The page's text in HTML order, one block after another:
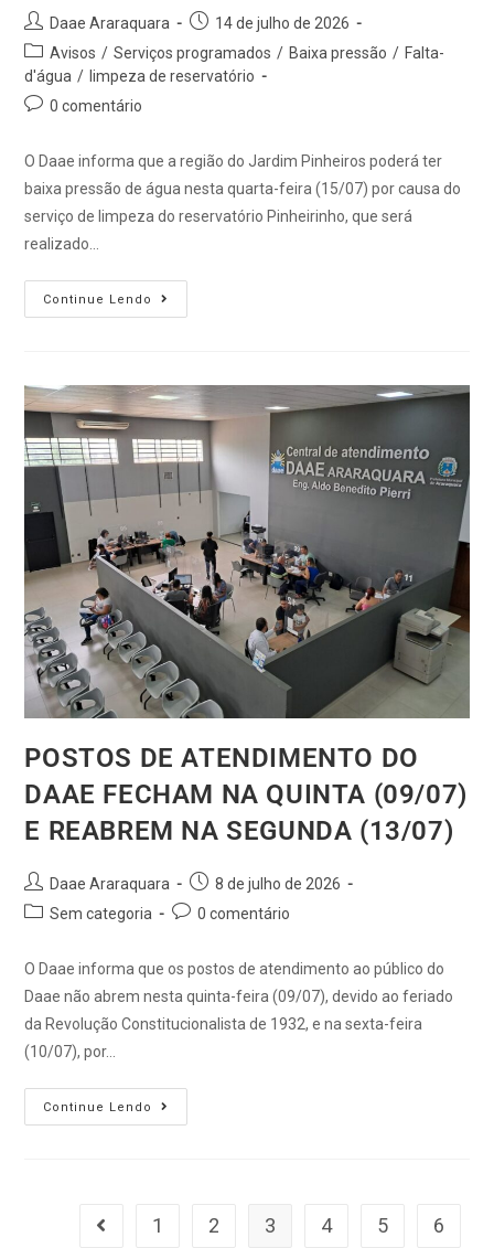
Daae Araraquara
14 de julho de 2026
Avisos / Serviços programados / Baixa pressão / Falta-
d'água / limpeza de reservatório
0 comentário
O Daae informa que a região do Jardim Pinheiros poderá ter
baixa pressão de água nesta quarta-feira (15/07) por causa do
serviço de limpeza do reservatório Pinheirinho, que será
realizado…
Continue Lendo
POSTOS DE ATENDIMENTO DO
DAAE FECHAM NA QUINTA (09/07)
E REABREM NA SEGUNDA (13/07)
Daae Araraquara
8 de julho de 2026
Sem categoria
0 comentário
O Daae informa que os postos de atendimento ao público do
Daae não abrem nesta quinta-feira (09/07), devido ao feriado
da Revolução Constitucionalista de 1932, e na sexta-feira
(10/07), por…
Continue Lendo
1 2 3 4 5
6